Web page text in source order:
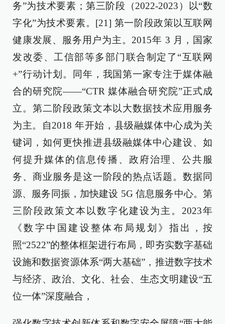
务”为技术要素；第三阶段（2022-2023）以“数
字化”为技术要素。[21] 第一阶段政策以互联网
健康发展、服务用户为主。2015年 3 月，国家
发改委、工信部等多部门联合制定了“互联网
+”行动计划。同年，我国第一家专注于媒体融
合的研究院——“CTR 媒体融合研究院”正式成
立。第二阶段政策文本以大数据技术应用服务
为主。自2018 年开始，县级融媒体中心成为关
键词，如何更快推进县级融媒体中心建设、如
何提升媒体的信息传播、政府治理、公共服
务、商业服务是这一阶段的热点话题。数据同
源、服务同振，加快建设 5G 信息服务中心。第
三阶段政策文本以数字化建设为主。2023年
《数字中国建设整体布局规划》指出，按
照“2522”的整体框架进行布局，即夯实数字基础
设施和数据资源体系“两大基础”，推进数字技术
与经济、政治、文化、社会、生态文明建设“五
位一体”深度融合，